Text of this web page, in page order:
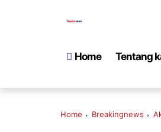
Home Tentang
Home Breakingnews